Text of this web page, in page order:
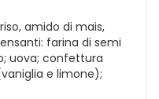
amido di mais,
farina di semi
uova; confettura
e limone);